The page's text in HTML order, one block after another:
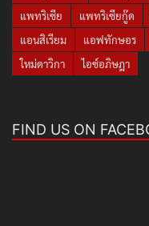
แพทริเซีย
แพทริเซียกู๊ด
แอนสิเรียม
แอฟทักษอร
ใหม่ดาวิกา
ไอซ์อภิษฎา
FIND US ON